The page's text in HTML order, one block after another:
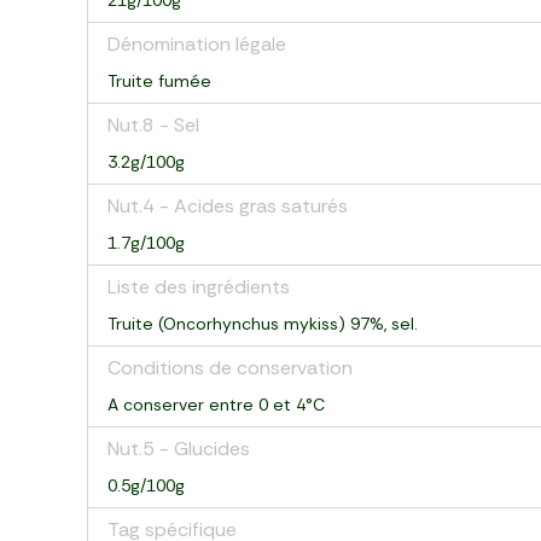
Dénomination légale
Truite fumée
Nut.8 - Sel
3.2g/100g
Nut.4 - Acides gras saturés
1.7g/100g
Liste des ingrédients
Truite (Oncorhynchus mykiss) 97%, sel.
Conditions de conservation
A conserver entre 0 et 4°C
Nut.5 - Glucides
0.5g/100g
Tag spécifique